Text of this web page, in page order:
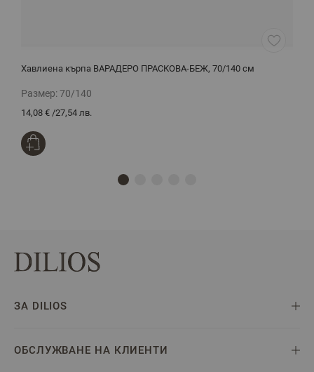
Хавлиена кърпа ВАРАДЕРО ПРАСКОВА-БЕЖ, 70/140 см
Размер:70/140
14,08 € /27,54 лв.
ЗА DILIOS
ОБСЛУЖВАНЕ НА КЛИЕНТИ